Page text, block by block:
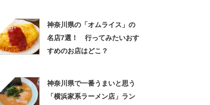
神奈川県の「オムライス」の
名店7選！ 行ってみたいおす
すめのお店はどこ？
神奈川県で一番うまいと思う
「横浜家系ラーメン店」ラン